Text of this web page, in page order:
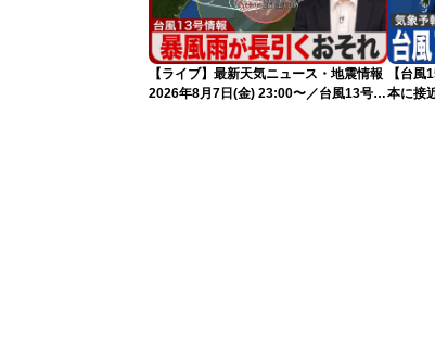
【ライブ】最新天気ニュース・地震情報
2026年8月7日(金) 23:00〜／台風13号の
【台
本に接